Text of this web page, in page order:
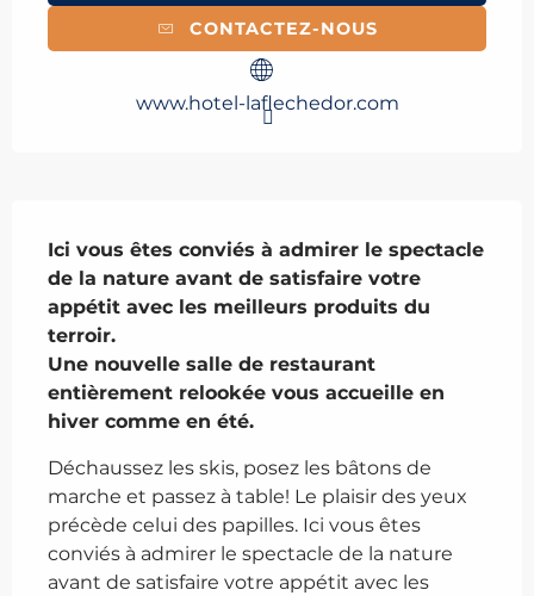
CONTACTEZ-NOUS
www.hotel-laflechedor.com
Ici vous êtes conviés à admirer le spectacle
de la nature avant de satisfaire votre
appétit avec les meilleurs produits du
terroir.
Une nouvelle salle de restaurant
entièrement relookée vous accueille en
hiver comme en été.
Déchaussez les skis, posez les bâtons de
marche et passez à table! Le plaisir des yeux
précède celui des papilles. Ici vous êtes
conviés à admirer le spectacle de la nature
avant de satisfaire votre appétit avec les